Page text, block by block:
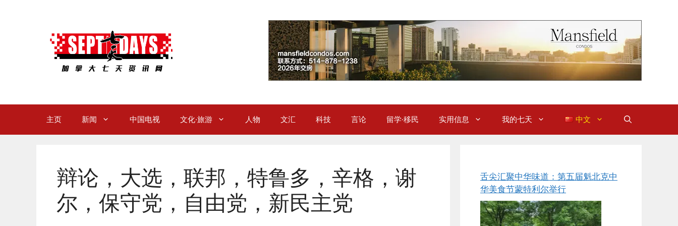
主页 新闻 中国电视 文化·旅游 人物 文汇 科技 言论 留学·移民 实用信息 我的七天 中文
辩论，大选，联邦，特鲁多，辛格，谢
尔，保守党，自由党，新民主党
舌尖汇聚中华味道：第五届魁北克中
华美食节蒙特利尔举行